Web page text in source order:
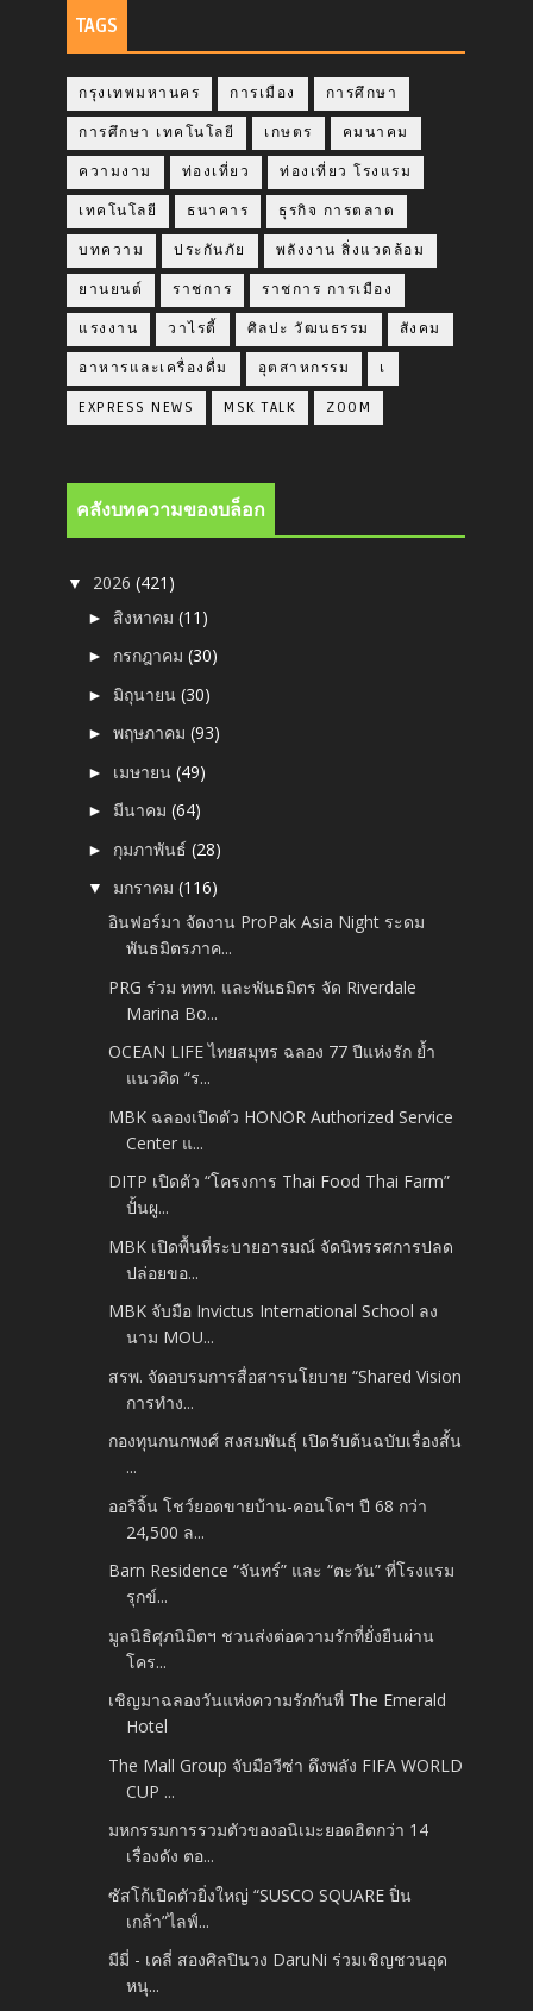
TAGS
กรุงเทพมหานคร การเมือง การศึกษา
การศึกษา เทคโนโลยี เกษตร คมนาคม
ความงาม ท่องเที่ยว ท่องเที่ยว โรงแรม
เทคโนโลยี ธนาคาร ธุรกิจ การตลาด
บทความ ประกันภัย พลังงาน สิ่งแวดล้อม
ยานยนต์ ราชการ ราชการ การเมือง
แรงงาน วาไรตี้ ศิลปะ วัฒนธรรม สังคม
อาหารและเครื่องดื่ม อุตสาหกรรม เ
EXPRESS NEWS MSK TALK ZOOM
คลังบทความของบล็อก
▼ 2026(421)
► สิงหาคม(11)
► กรกฎาคม(30)
► มิถุนายน(30)
►พฤษภาคม(93)
► เมษายน(49)
► มีนาคม(64)
► กุมภาพันธ์(28)
▼ มกราคม(116)
อินฟอร์มา จัดงาน ProPak Asia Night ระดม
พันธมิตรภาค...
PRG ร่วม ททท. และพันธมิตร จัด Riverdale
Marina Bo...
OCEAN LIFE ไทยสมุทร ฉลอง 77 ปีแห่งรัก ย้ำ
แนวคิด “ร...
MBK ฉลองเปิดตัว HONOR Authorized Service
Center แ...
DITP เปิดตัว “โครงการ Thai Food Thai Farm”
ปั้นผู...
MBK เปิดพื้นที่ระบายอารมณ์ จัดนิทรรศการปลด
ปล่อยขอ...
MBK จับมือ Invictus International School ลง
นาม MOU...
สรพ. จัดอบรมการสื่อสารนโยบาย “Shared Vision
การทำง...
กองทุนกนกพงศ์ สงสมพันธุ์ เปิดรับต้นฉบับเรื่องสั้น
...
ออริจิ้น โชว์ยอดขายบ้าน-คอนโดฯ ปี 68 กว่า
24,500 ล...
Barn Residence “จันทร์” และ “ตะวัน” ที่โรงแรม
รุกข์...
มูลนิธิศุภนิมิตฯ ชวนส่งต่อความรักที่ยั่งยืนผ่าน
โคร...
เชิญมาฉลองวันแห่งความรักกันที่ The Emerald
Hotel
The Mall Group จับมือวีซ่า ดึงพลัง FIFA WORLD
CUP ...
มหกรรมการรวมตัวของอนิเมะยอดฮิตกว่า 14
เรื่องดัง ตอ...
ซัสโก้เปิดตัวยิ่งใหญ่ “SUSCO SQUARE ปิ่น
เกล้า”ไลฟ์...
มีมี่ - เคลี่ สองศิลปินวง DaruNi ร่วมเชิญชวนอุด
หนุ...